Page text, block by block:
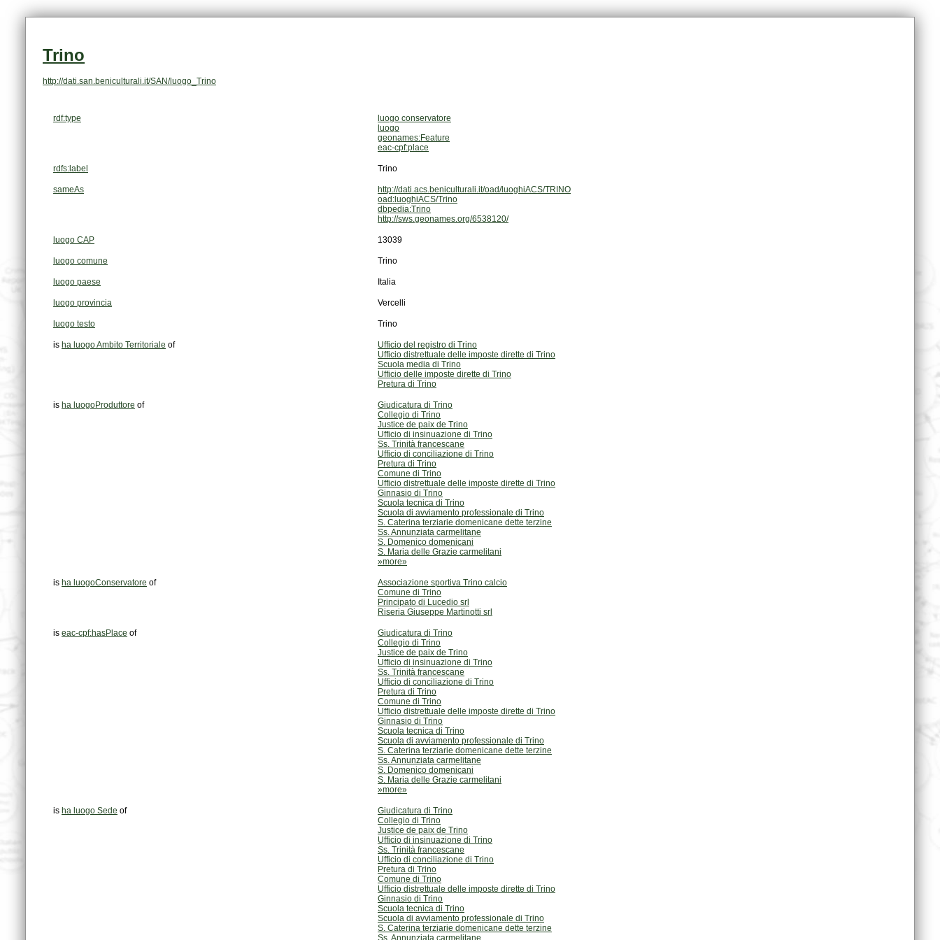
Trino
http://dati.san.beniculturali.it/SAN/luogo_Trino
rdf:type
luogo conservatore
luogo
geonames:Feature
eac-cpf:place
rdfs:label Trino
sameAs
http://dati.acs.beniculturali.it/oad/luoghiACS/TRINO
oad:luoghiACS/Trino
dbpedia:Trino
http://sws.geonames.org/6538120/
luogo CAP 13039
luogo comune Trino
luogo paese Italia
luogo provincia Vercelli
luogo testo Trino
is ha luogo Ambito Territoriale of
Ufficio del registro di Trino
Ufficio distrettuale delle imposte dirette di Trino
Scuola media di Trino
Ufficio delle imposte dirette di Trino
Pretura di Trino
is ha luogoProduttore of
Giudicatura di Trino
Collegio di Trino
Justice de paix de Trino
Ufficio di insinuazione di Trino
Ss. Trinità francescane
Ufficio di conciliazione di Trino
Pretura di Trino
Comune di Trino
Ufficio distrettuale delle imposte dirette di Trino
Ginnasio di Trino
Scuola tecnica di Trino
Scuola di avviamento professionale di Trino
S. Caterina terziarie domenicane dette terzine
Ss. Annunziata carmelitane
S. Domenico domenicani
S. Maria delle Grazie carmelitani
»more»
is ha luogoConservatore of
Associazione sportiva Trino calcio
Comune di Trino
Principato di Lucedio srl
Riseria Giuseppe Martinotti srl
is eac-cpf:hasPlace of
Giudicatura di Trino
Collegio di Trino
Justice de paix de Trino
Ufficio di insinuazione di Trino
Ss. Trinità francescane
Ufficio di conciliazione di Trino
Pretura di Trino
Comune di Trino
Ufficio distrettuale delle imposte dirette di Trino
Ginnasio di Trino
Scuola tecnica di Trino
Scuola di avviamento professionale di Trino
S. Caterina terziarie domenicane dette terzine
Ss. Annunziata carmelitane
S. Domenico domenicani
S. Maria delle Grazie carmelitani
»more»
is ha luogo Sede of
Giudicatura di Trino
Collegio di Trino
Justice de paix de Trino
Ufficio di insinuazione di Trino
Ss. Trinità francescane
Ufficio di conciliazione di Trino
Pretura di Trino
Comune di Trino
Ufficio distrettuale delle imposte dirette di Trino
Ginnasio di Trino
Scuola tecnica di Trino
Scuola di avviamento professionale di Trino
S. Caterina terziarie domenicane dette terzine
Ss. Annunziata carmelitane